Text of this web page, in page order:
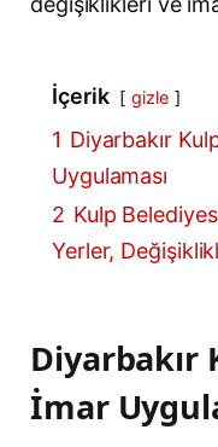
İçerik gizle
1 Diyarbakır
Uygulaması
2 Kulp
Yerler,
Diyarbakır
İmar